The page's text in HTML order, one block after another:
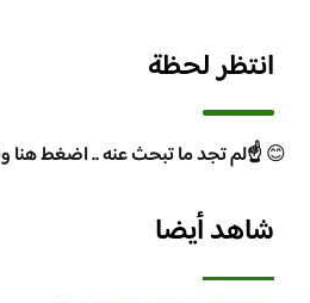
انتظر لحظة
😊☝️لم تجد ما تبحث عنه .. اضغط هنا
شاهد أيضا